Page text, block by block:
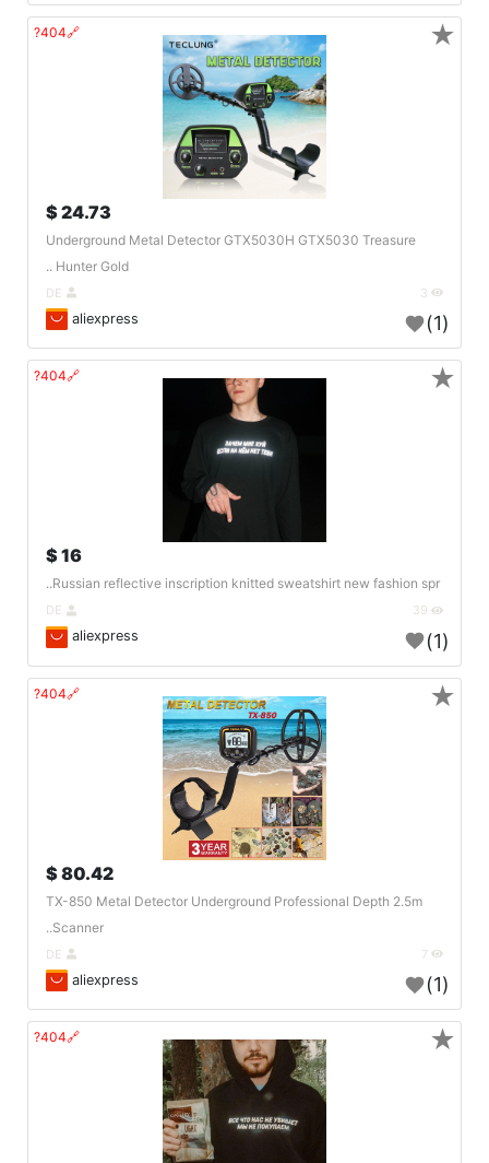
🔗404?
24.73 $
Underground Metal Detector GTX5030H GTX5030 Treasure
Hunter Gold ..
aliexpress (1)
★
🔗404?
16 $
Russian reflective inscription knitted sweatshirt new fashion spr..
aliexpress (1)
★
🔗404?
80.42 $
TX-850 Metal Detector Underground Professional Depth 2.5m
Scanner..
aliexpress (1)
★
🔗404? ★